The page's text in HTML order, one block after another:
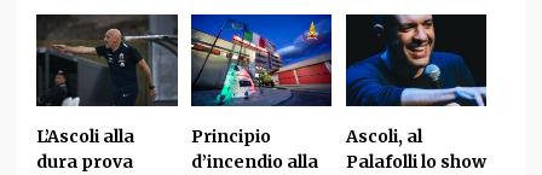
L’Ascoli alla
dura prova
Principio
d’incendio alla
Ascoli, al
Palafolli lo show